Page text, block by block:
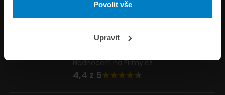
Povolit vše
Upravit
Napište nám
Hodnocení na Firmy.cz
4,4 z 5